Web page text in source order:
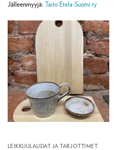
Jälleenmyyjä: Taito Etela-Suomi ry
LEIKKUULAUDAT JA TARJOTTIMET